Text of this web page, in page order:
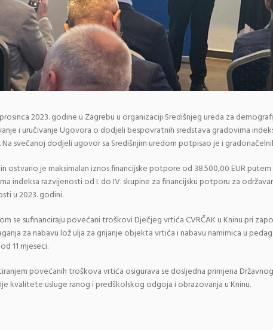
2023. godine u Zagrebu u organizaciji Središnjeg ureda za
i uručivanje Ugovora o dodjeli bespovratnih sredstava gradovima
Na svečanoj dodjeli ugovor sa Središnjim uredom potpisao je i
ostvario je maksimalan iznos financijske potpore od 38.500,00 EUR
indeksa razvijenosti od I. do IV. skupine za financijsku potporu za
u 2023. godini.
se sufinanciraju povećani troškovi Dječjeg vrtića CVRČAK u Kninu pri
za nabavu lož ulja za grijanje objekta vrtića i nabavu namirnica u
11 mjeseci.
povećanih troškova vrtića osigurava se dosljedna primjena
kvalitete usluge ranog i predškolskog odgoja i obrazovanja u Kninu.